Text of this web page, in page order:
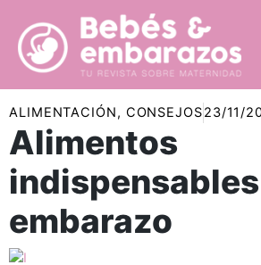
contenido
ALIMENTACIÓN, CONSEJOS23/11/
Alimentos
embarazo